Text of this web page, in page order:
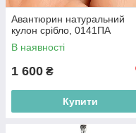
Авантюрин натуральний
кулон срібло, 0141ПА
В наявності
1 600 ₴
Купити